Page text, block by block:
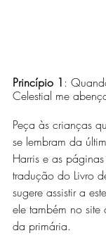
Princípio 1 :
Celestial me
Peça às crianças
se lembram da
Harris e as
tradução do Livro
sugere assistir a
ele também no
da primária.